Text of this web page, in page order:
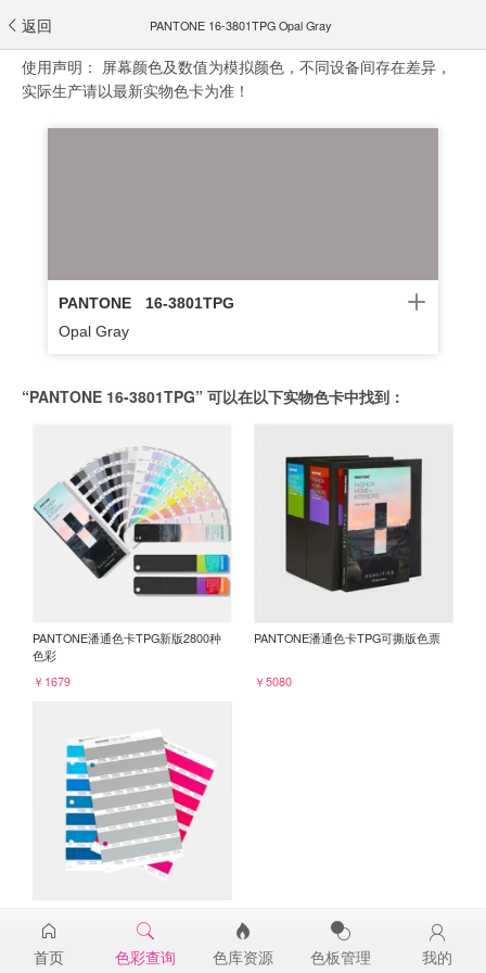
返回 PANTONE 16-3801TPG Opal Gray
使用声明： 屏幕颜色及数值为模拟颜色，不同设备间存在差异，
实际生产请以最新实物色卡为准！
PANTONE
16-3801TPG
Opal Gray
“PANTONE 16-3801TPG” 可以在以下实物色卡中找到：
PANTONE潘通色卡TPG新版2800种
色彩
￥1679
PANTONE潘通色卡TPG可撕版色票
￥5080
16-3801TPG
￥98
首页 色彩查询 色库资源 色板管理 我的